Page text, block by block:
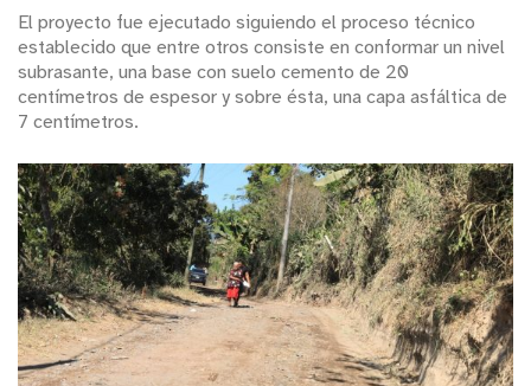
El proyecto fue ejecutado siguiendo el proceso técnico
establecido que entre otros consiste en conformar un nivel
subrasante, una base con suelo cemento de 20
centímetros de espesor y sobre ésta, una capa asfáltica de
7 centímetros.